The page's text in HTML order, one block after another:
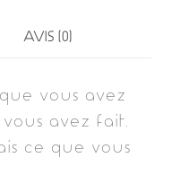
AVIS (0)
vous avez
avez fait.
ce que vous